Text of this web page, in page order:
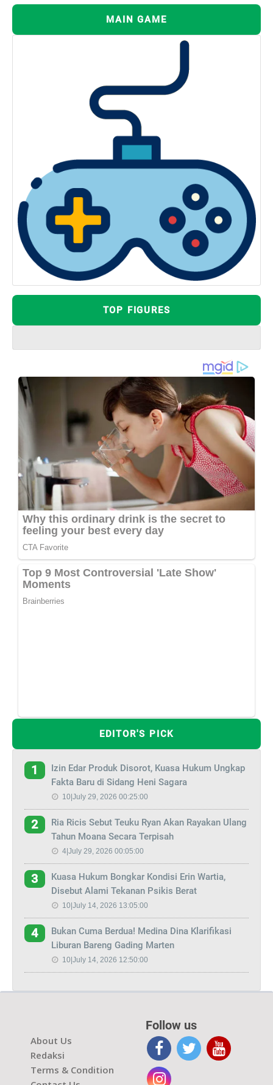
MAIN GAME
TOP FIGURES
EDITOR'S PICK
1
Izin Edar Produk Disorot, Kuasa Hukum Ungkap
Fakta Baru di Sidang Heni Sagara
10|July 29, 2026 00:25:00
2
Ria Ricis Sebut Teuku Ryan Akan Rayakan Ulang
Tahun Moana Secara Terpisah
4|July 29, 2026 00:05:00
3
Kuasa Hukum Bongkar Kondisi Erin Wartia,
Disebut Alami Tekanan Psikis Berat
10|July 14, 2026 13:05:00
4
Bukan Cuma Berdua! Medina Dina Klarifikasi
Liburan Bareng Gading Marten
10|July 14, 2026 12:50:00
About Us
Redaksi
Terms & Condition
Follow us